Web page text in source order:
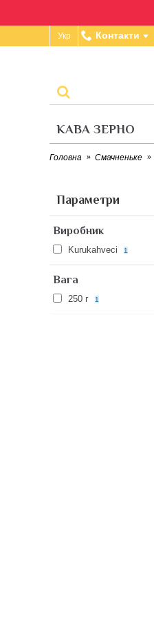
Укр Контакти
КАВА ЗЕРНО
Головна Смачненьке
Параметри
Виробник
Kurukahveci 1
Вага
250 г 1